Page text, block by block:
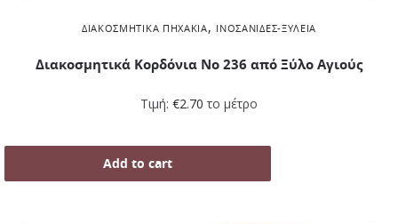
ΔΙΑΚΟΣΜΗΤΙΚΆ ΠΗΧΆΚΙΑ, ΙΝΟΣΑΝΊΔΕΣ-ΞΥΛΕΊΑ
Διακοσμητικά Kορδόνια Νο 236 από Ξύλο Αγιούς
Τιμή: €2.70 το μέτρο
Add to cart